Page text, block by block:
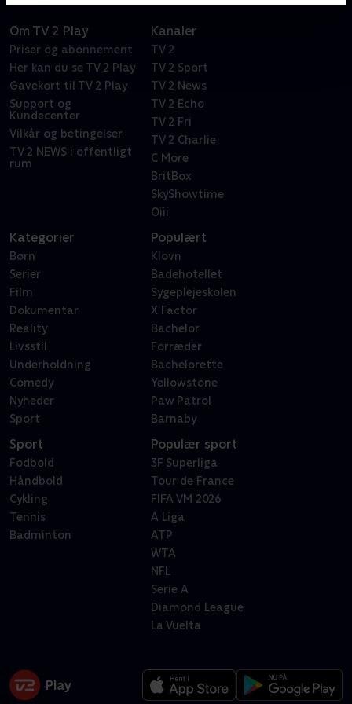
Om TV 2 Play
Priser og abonnement
Her kan du se TV 2 Play
Gavekort til TV 2 Play
Support og
Kundecenter
Vilkår og betingelser
TV 2 NEWS i offentligt
rum
Kanaler
TV 2
TV 2 Sport
TV 2 News
TV 2 Echo
TV 2 Fri
TV 2 Charlie
C More
BritBox
SkyShowtime
Oiii
Kategorier
Børn
Serier
Film
Dokumentar
Reality
Livsstil
Underholdning
Comedy
Nyheder
Sport
Populært
Klovn
Badehotellet
Sygeplejeskolen
X Factor
Bachelor
Forræder
Bachelorette
Yellowstone
Paw Patrol
Barnaby
Sport
Fodbold
Håndbold
Cykling
Tennis
Badminton
Populær sport
3F Superliga
Tour de France
FIFA VM 2026
A Liga
ATP
WTA
NFL
Serie A
Diamond League
La Vuelta